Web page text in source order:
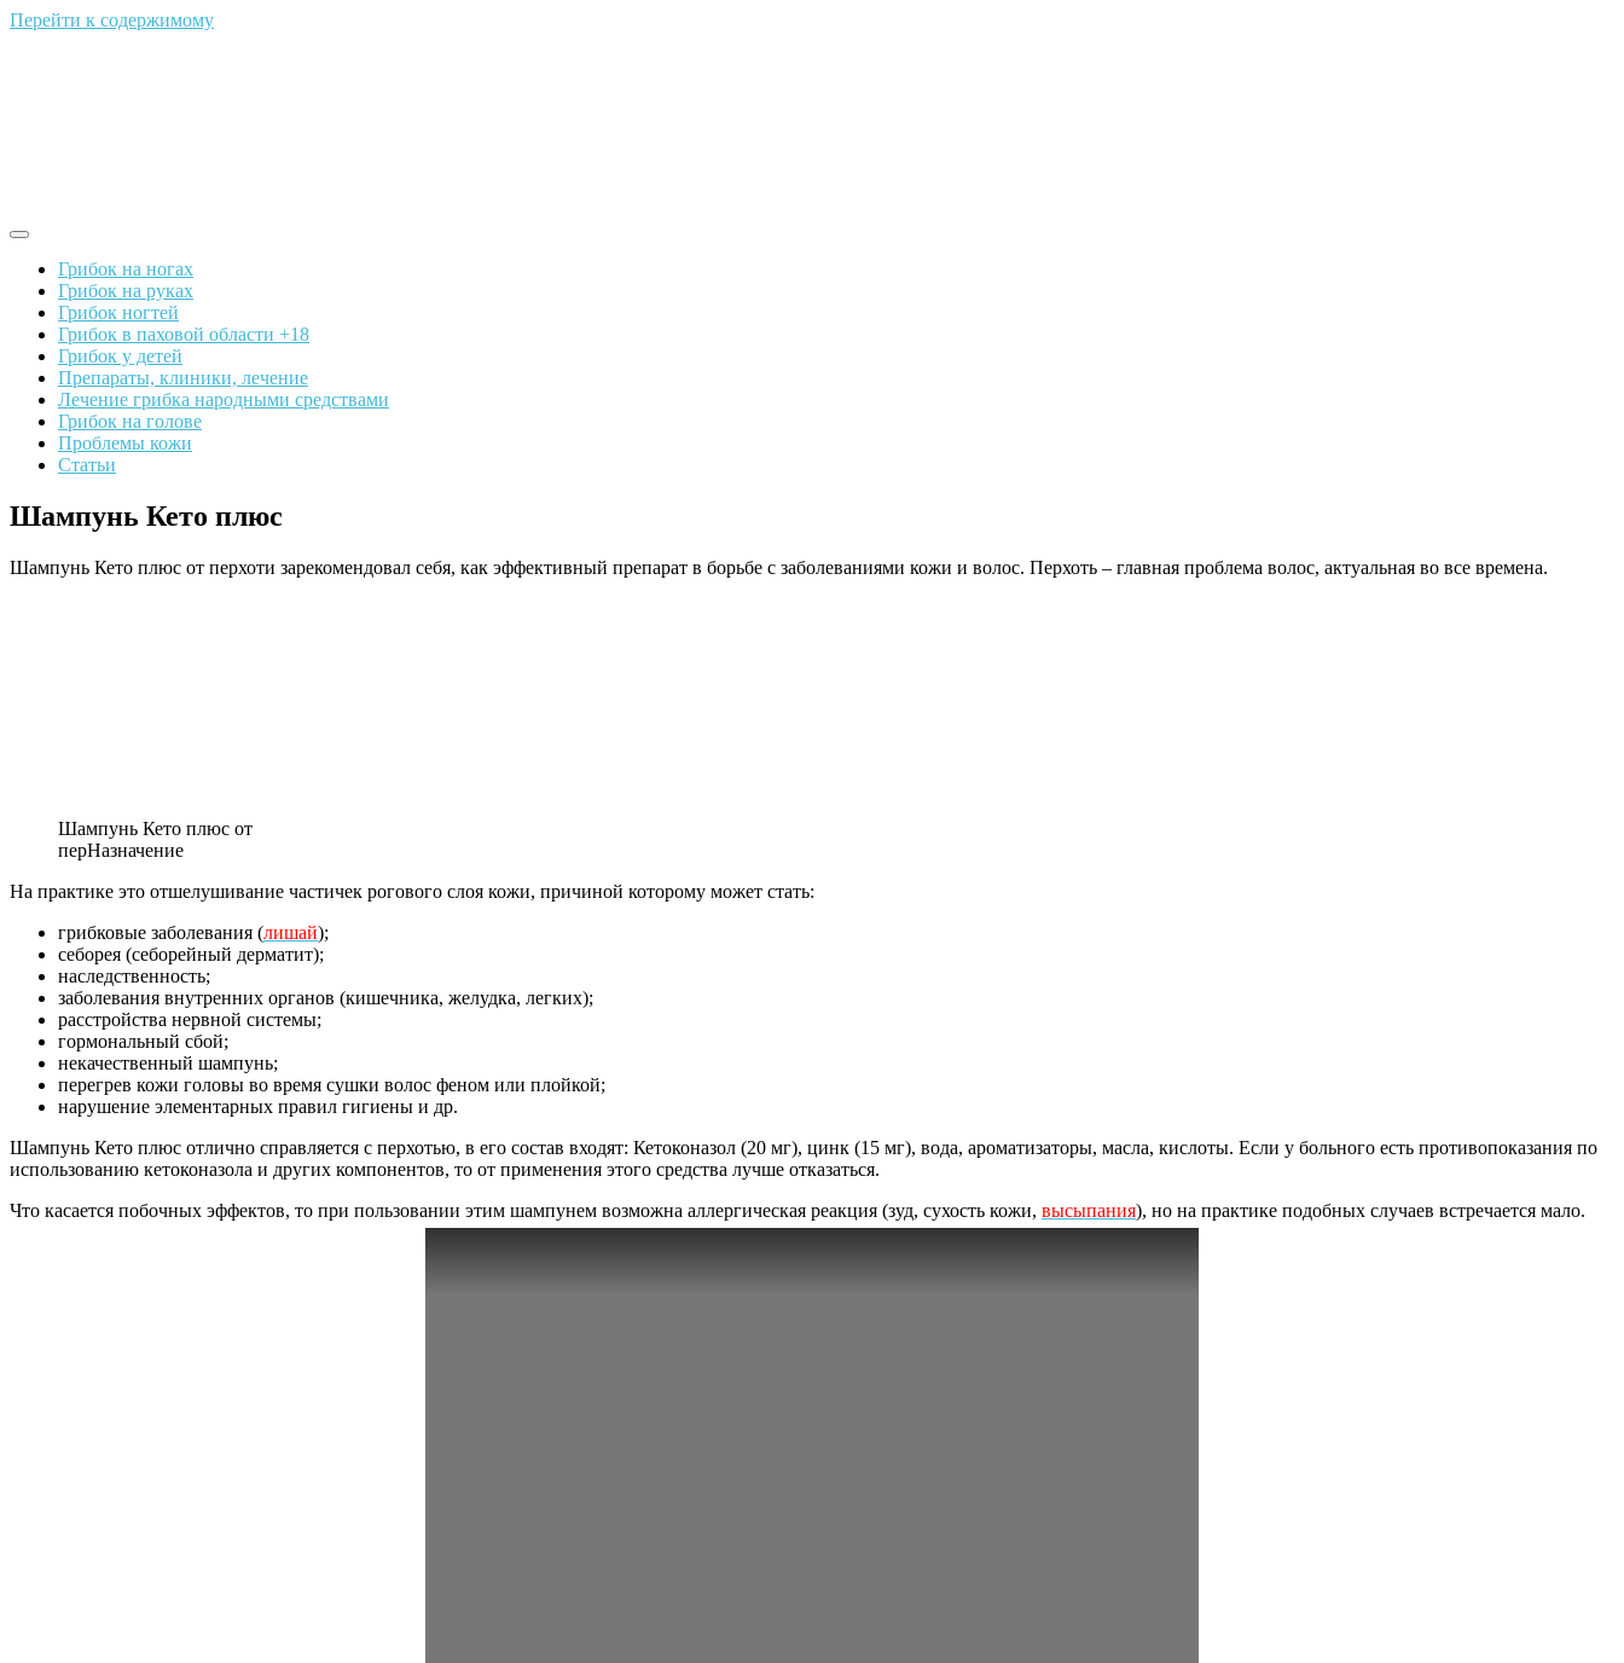
Перейти к содержимому
Грибок на ногах
Грибок на руках
Грибок ногтей
Грибок в паховой области +18
Грибок у детей
Препараты, клиники, лечение
Лечение грибка народными средствами
Грибок на голове
Проблемы кожи
Статьи
Шампунь Кето плюс
Шампунь Кето плюс от перхоти зарекомендовал себя, как эффективный препарат в борьбе с заболеваниями кожи и волос. Перхоть – главная проблема волос, актуальная во все времена.
Шампунь Кето плюс от
перНазначение
На практике это отшелушивание частичек рогового слоя кожи, причиной которому может стать:
грибковые заболевания (лишай);
себорея (себорейный дерматит);
наследственность;
заболевания внутренних органов (кишечника, желудка, легких);
расстройства нервной системы;
гормональный сбой;
некачественный шампунь;
перегрев кожи головы во время сушки волос феном или плойкой;
нарушение элементарных правил гигиены и др.
Шампунь Кето плюс отлично справляется с перхотью, в его состав входят: Кетоконазол (20 мг), цинк (15 мг), вода, ароматизаторы, масла, кислоты. Если у больного есть противопоказания по
использованию кетоконазола и других компонентов, то от применения этого средства лучше отказаться.
Что касается побочных эффектов, то при пользовании этим шампунем возможна аллергическая реакция (зуд, сухость кожи, высыпания), но на практике подобных случаев встречается мало.